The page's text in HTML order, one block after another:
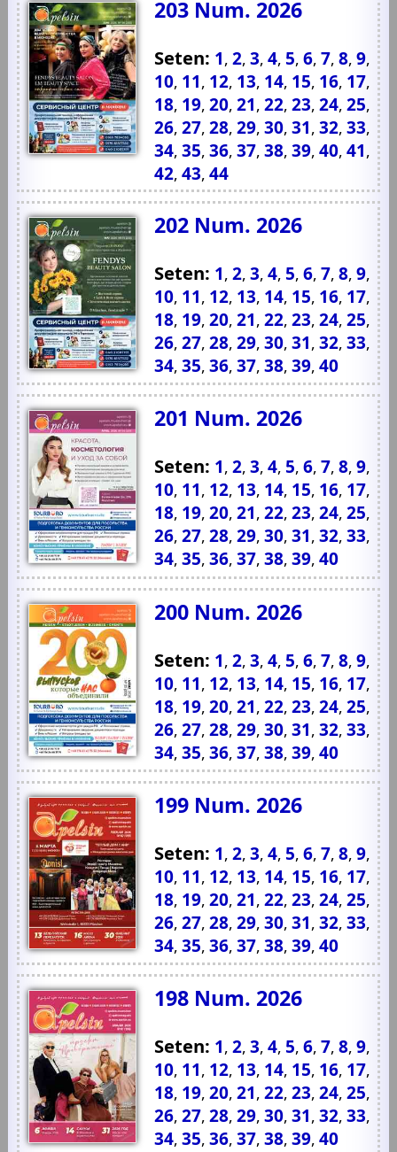
203 Num. 2026
Seten: 1,2,3,4, 5,6,7,8,9,
10, 11, 12, 13, 14, 15, 16, 17,
18, 19,20,21,22,23,24,25,
26,27,28,29,30,31,32,33,
34,35,36,37,38,39,40,41,
42,43,44
202 Num. 2026
Seten: 1,2,3,4, 5,6,7,8,9,
10, 11, 12, 13, 14, 15, 16, 17,
18, 19,20,21,22,23,24,25,
26,27,28,29,30,31,32,33,
34,35,36,37,38,39,40
201 Num. 2026
Seten: 1,2,3,4, 5,6,7,8,9,
10, 11, 12, 13, 14, 15, 16, 17,
18, 19,20,21,22,23,24,25,
26,27,28,29,30,31,32,33,
34,35,36,37,38,39,40
200 Num. 2026
Seten: 1,2,3,4, 5,6,7,8,9,
10, 11, 12, 13, 14, 15, 16, 17,
18, 19,20,21,22,23,24,25,
26,27,28,29,30,31,32,33,
34,35,36,37,38,39,40
199 Num. 2026
Seten: 1,2,3,4, 5,6,7,8,9,
10, 11, 12, 13, 14, 15, 16, 17,
18, 19,20,21,22,23,24,25,
26,27,28,29,30,31,32,33,
34,35,36,37,38,39,40
198 Num. 2026
Seten: 1,2,3,4, 5,6,7,8,9,
10, 11, 12, 13, 14, 15, 16, 17,
18, 19,20,21,22,23,24,25,
26,27,28,29,30,31,32,33,
34,35,36,37,38,39,40